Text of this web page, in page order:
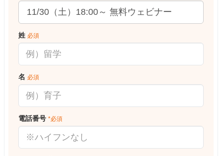
姓 必須
名 必須
電話番号 *必須